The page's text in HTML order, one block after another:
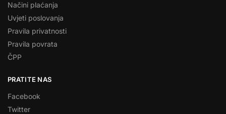
Načini plaćanja
Uvjeti poslovanja
Pravila privatnosti
Pravila povrata
ČPP
PRATITE NAS
Facebook
Twitter